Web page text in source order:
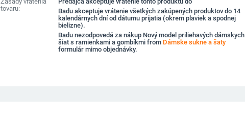
tovaru:
Badu akceptuje vrátenie všetkých zakúpených produktov do 14
kalendárnych dní od dátumu prijatia (okrem plaviek a spodnej
bielizne).
Badu nezodpovedá za nákup Nový model priliehavých dámskych
šiat s ramienkami a gombíkmi from Dámske sukne a šaty
formulár mimo objednávky.